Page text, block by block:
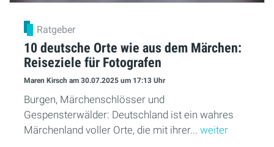
Ratgeber
10 deutsche Orte wie aus dem Märchen:
Reiseziele für Fotografen
Maren Kirsch am 30.07.2025 um 17:13 Uhr
Burgen, Märchenschlösser und
Gespensterwälder: Deutschland ist ein wahres
Märchenland voller Orte, die mit ihrer... weiter